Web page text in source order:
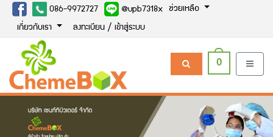
086-9972727 @upb7318x ช่วยเหลือ
เกี่ยวกับเรา ลงทะเบียน / เข้าสู่ระบบ
0